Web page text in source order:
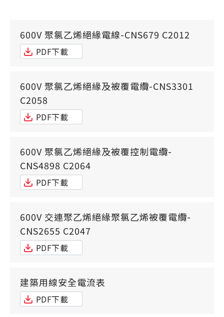
600V 聚氯乙烯絕緣電線-CNS679 C2012
PDF下載
600V 聚氯乙烯絕緣及被覆電纜-CNS3301
C2058
PDF下載
600V 聚氯乙烯絕緣及被覆控制電纜-
CNS4898 C2064
PDF下載
600V 交連聚乙烯絕緣聚氯乙烯被覆電纜-
CNS2655 C2047
PDF下載
建築用線安全電流表
PDF下載